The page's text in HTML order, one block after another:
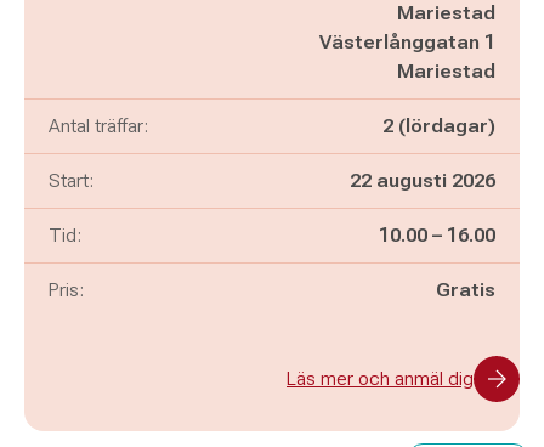
Mariestad
Västerlånggatan 1
Mariestad
Antal träffar: 2 (lördagar)
Start: 22 augusti 2026
Tid: Pågår mellan
10.00 – och
16.00
Pris: Gratis
Läs mer och anmäl dig